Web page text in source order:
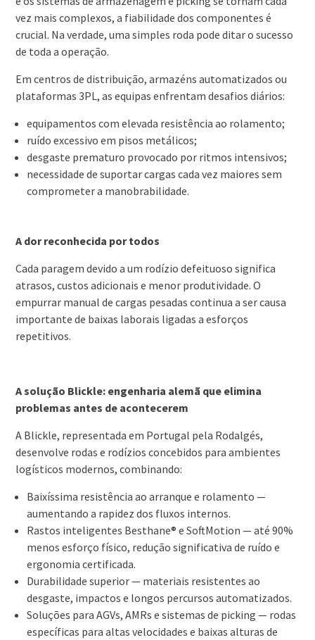
vez mais complexos, a fiabilidade dos componentes é
crucial. Na verdade, uma simples roda pode ditar o sucesso
de toda a operação.
Em centros de distribuição, armazéns automatizados ou
plataformas 3PL, as equipas enfrentam desafios diários:
equipamentos com elevada resistência ao rolamento;
ruído excessivo em pisos metálicos;
desgaste prematuro provocado por ritmos intensivos;
necessidade de suportar cargas cada vez maiores sem
comprometer a manobrabilidade.
A dor reconhecida por todos
Cada paragem devido a um rodízio defeituoso significa
atrasos, custos adicionais e menor produtividade. O
empurrar manual de cargas pesadas continua a ser causa
importante de baixas laborais ligadas a esforços
repetitivos.
A solução Blickle: engenharia alemã que elimina
problemas antes de acontecerem
A Blickle, representada em Portugal pela Rodalgés,
desenvolve rodas e rodízios concebidos para ambientes
logísticos modernos, combinando:
Baixíssima resistência ao arranque e rolamento —
aumentando a rapidez dos fluxos internos.
Rastos inteligentes Besthane® e SoftMotion — até 90%
menos esforço físico, redução significativa de ruído e
ergonomia certificada.
Durabilidade superior — materiais resistentes ao
desgaste, impactos e longos percursos automatizados.
Soluções para AGVs, AMRs e sistemas de picking — rodas
específicas para altas velocidades e baixas alturas de